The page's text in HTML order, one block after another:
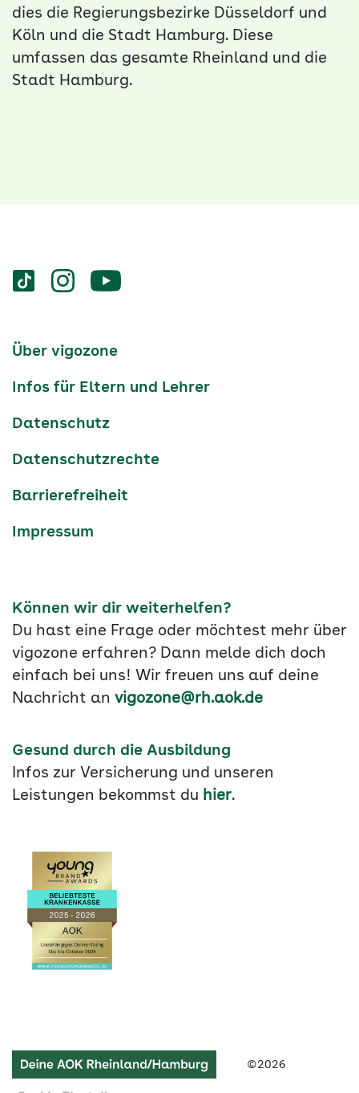
dies die Regierungsbezirke Düsseldorf und
Köln und die Stadt Hamburg. Diese
umfassen das gesamte Rheinland und die
Stadt Hamburg.
Services
Social-
vigozone.de
vigozone.devigozone.de
Services-
Über vigozone
Infos für Eltern und Lehrer
Datenschutz
Datenschutzrechte
Barrierefreiheit
Impressum
Können wir dir weiterhelfen?
Du hast eine Frage oder möchtest mehr über
vigozone erfahren? Dann melde dich doch
einfach bei uns! Wir freuen uns auf deine
Nachricht an vigozone@rh.aok.de
Gesund durch die Ausbildung
Infos zur Versicherung und unseren
Leistungen bekommst du hier.
Link
zu
©2026